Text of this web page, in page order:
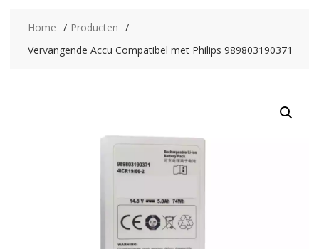
Home
Producten
Vervangende Accu Compatibel met Philips 989803190371